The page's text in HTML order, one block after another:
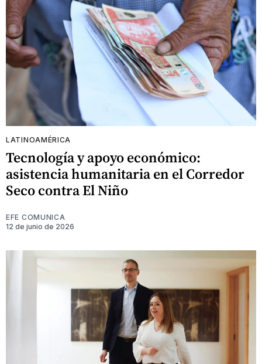
LATINOAMÉRICA
Tecnología y apoyo económico:
asistencia humanitaria en el Corredor
Seco contra El Niño
EFE COMUNICA
12 de junio de 2026